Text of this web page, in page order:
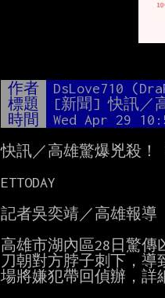
作者
DsLove710
標題
[新聞] 快訊／
時間
Wed Apr 29
快訊／高雄驚爆兇殺！
ETTODAY
記者吳奕靖／高雄報導
高雄市湖內區28日驚
刀朝對方脖子刺下，導
場將嫌犯帶回偵辦，詳